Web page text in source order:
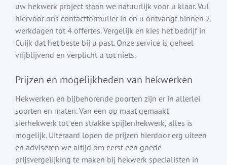
uw hekwerk project staan we natuurlijk voor u klaar. Vul
hiervoor ons contactformulier in en u ontvangt binnen 2
werkdagen tot 4 offertes. Vergelijk en kies het bedrijf in
Cuijk dat het beste bij u past. Onze service is geheel
vrijblijvend en verplicht u tot niets.
Prijzen en mogelijkheden van hekwerken
Hekwerken en bijbehorende poorten zijn er in allerlei
soorten en maten. Van een op maat gemaakt
sierhekwerk tot een strakke spijlenhekwerk, alles is
mogelijk. Uiteraard lopen de prijzen hierdoor erg uiteen
en adviseren we altijd om eerst een goede
prijsvergelijking te maken bij hekwerk specialisten in